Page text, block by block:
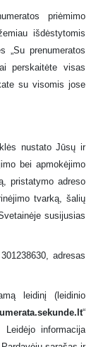
priėmimo
išdėstytomis
„Su prenumeratos
perskaitėte visas
su visomis jose
nustato Jūsų ir
bei apmokėjimo
pristatymo adreso
tvarką, šalių
susijusias
adresas
leidinį (leidinio
“
Leidėjo informacija